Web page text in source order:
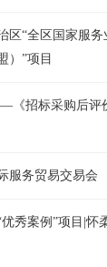
区“全区国家服
）”项目
《招标采购后评
服务贸易交易会
秀案例”项目|怀